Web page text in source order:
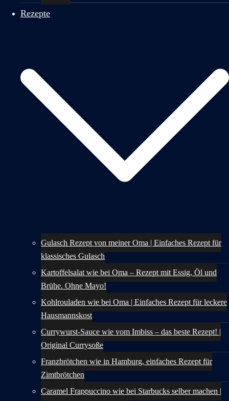
Rezepte
Gulasch Rezept von meiner Oma | Einfaches Rezept für
klassisches Gulasch
Kartoffelsalat wie bei Oma – Rezept mit Essig, Öl und
Brühe. Ohne Mayo!
Kohlrouladen wie bei Oma | Einfaches Rezept für leckere
Hausmannskost
Currywurst-Sauce wie vom Imbiss – das beste Rezept! |
Original Currysoße
Franzbrötchen wie in Hamburg, einfaches Rezept für
Zimtbrötchen
Caramel Frappuccino wie bei Starbucks selber machen |